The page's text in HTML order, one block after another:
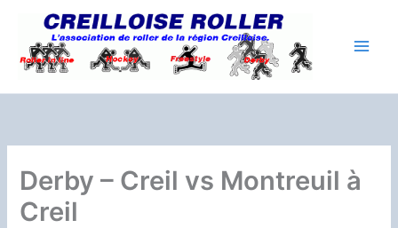
contenu
Derby – Creil vs Montreuil à
Creil